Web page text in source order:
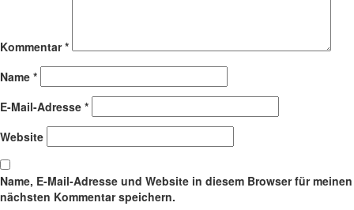
Kommentar*
Name *
E-Mail-Adresse *
Website
Name, E-Mail-Adresse und Website in diesem Browser für meinen
nächsten Kommentar speichern.